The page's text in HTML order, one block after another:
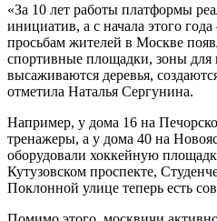
«За 10 лет работы платформы
инициатив, а с начала этого
просьбам жителей в Москве
спортивные площадки, зоны для
высаживаются деревья,
отметила Наталья Сергунина.
Например, у дома 16 на
тренажеры, а у дома 40 на
оборудовали хоккейную
Кутузовском проспекте,
Поклонной улице теперь есть